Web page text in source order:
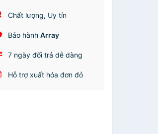
Chất lượng, Uy tín
Bảo hànhArray
7 ngày đổi trả dễ dàng
Hỗ trợ xuất hóa đơn đỏ